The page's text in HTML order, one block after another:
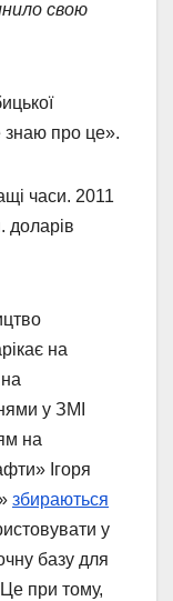
свою
знаю про це».
часи. 2011
доларів
на
у ЗМІ
на
Ігоря
збираються
у
базу для
при тому,